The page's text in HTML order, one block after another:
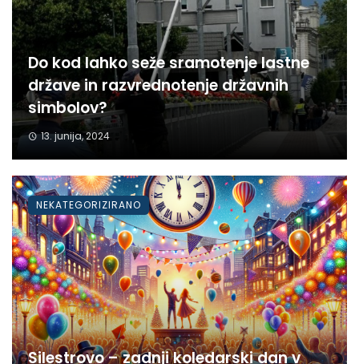
Do kod lahko seže sramotenje lastne
države in razvrednotenje državnih
simbolov?
13. junija, 2024
Silestrovo – zadnji koledarski dan v
NEKATEGORIZIRANO